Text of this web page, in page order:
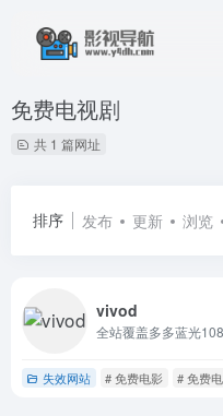
免费电视剧
共 1 篇网址
排序 发布 更新 浏览
vivod
全站覆盖多多蓝光
失效网站 # 免费电影 # 免费